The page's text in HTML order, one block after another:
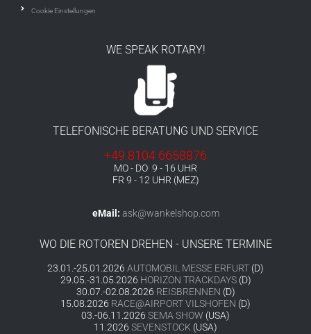
Cookie Einstellungen
WE SPEAK ROTARY!
TELEFONISCHE BERATUNG UND SERVICE
+49 8104 6658876
MO - DO 9 - 16 UHR
FR 9 - 12 UHR (MEZ)
eMail: ask@wankelshop.com
WO DIE ROTOREN DREHEN - UNSERE TERMINE
23.01.-25.01.2026 AUTOMOBIL MESSE ERFURT (D)
29.05.-31.05.2026 HORIZON TRACKDAYS(D)
30.07.-02.08.2026 REISBRENNEN (D)
15.08.2026 RACE@AIRPORT VILSHOFEN (D)
03.-06.11.2026 SEMA SHOW (USA)
11.2026 SEVENSTOCK (USA)